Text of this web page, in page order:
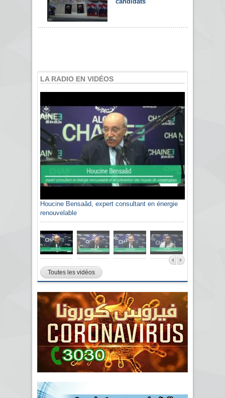
LA RADIO EN VIDÉOS
Houcine Bensaâd, expert consultant en énergie
renouvelable
Toutes les vidéos